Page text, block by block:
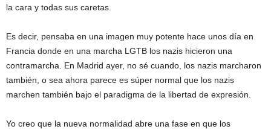
la cara y todas sus caretas.
Es decir, pensaba en una imagen muy potente hace unos día en
Francia donde en una marcha LGTB los nazis hicieron una
contramarcha. En Madrid ayer, no sé cuando, los nazis marcharon
también, o sea ahora parece es súper normal que los nazis
marchen también bajo el paradigma de la libertad de expresión.
Yo creo que la nueva normalidad abre una fase en que los